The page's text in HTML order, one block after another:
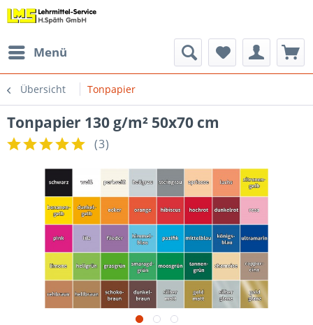
Menü
Übersicht Tonpapier
Tonpapier 130 g/m² 50x70 cm
(3)